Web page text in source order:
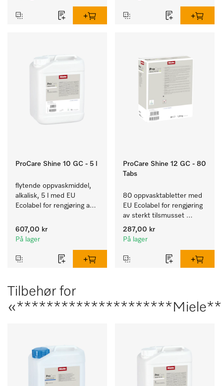
ProCare Shine 10 GC - 5 l
flytende oppvaskmiddel,
alkalisk, 5 l med EU
Ecolabel for rengjøring av
bestikk og glass.
607,00 kr
På lager
ProCare Shine 12 GC - 80
Tabs
80 oppvasktabletter med
EU Ecolabel for rengjøring
av sterkt tilsmusset
servise, bestikk og glass.
287,00 kr
På lager
Tilbehør for